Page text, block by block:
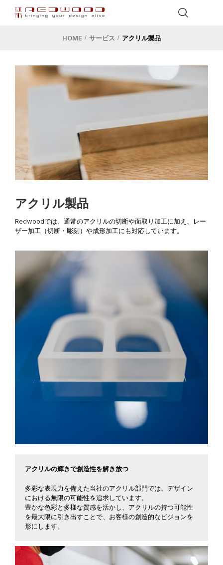
HOME サービス アクリル製品
アクリル製品
Redwoodでは、通常のアクリルの切断や面取り加工に加え、レー
ザー加工（切断・彫刻）や成形加工にも対応しています。
アクリルの輝きで創造性を解き放つ
多彩な表現力を備えた当社のアクリル部門では、デザイン
における無限の可能性を追求しています。
豊かな色彩と多様な質感を活かし、アクリルの持つ可能性
を最大限に引き出すことで、お客様の創造的なビジョンを
形にします。